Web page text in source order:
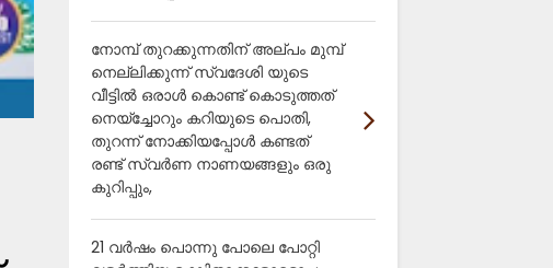
നോമ്പ് തുറക്കുന്നതിന് അല്പം മുമ്പ്
നെല്ലിക്കുന്ന് സ്വദേശി യുടെ
വീട്ടിൽ ഒരാൾ കൊണ്ട് കൊടുത്തത്
നെയ്ച്ചോറും കറിയുടെ പൊതി,
തുറന്ന് നോക്കിയപ്പോൾ കണ്ടത്
രണ്ട് സ്വർണ നാണയങ്ങളും ഒരു
കുറിപ്പും,
21 വർഷം പൊന്നു പോലെ പോറ്റി